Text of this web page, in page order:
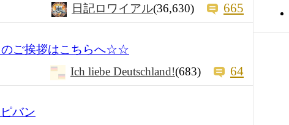
日記ロワイアル(36,630) 665
ご挨拶はこちらへ☆☆
Ich liebe Deutschland!(683) 64
バン